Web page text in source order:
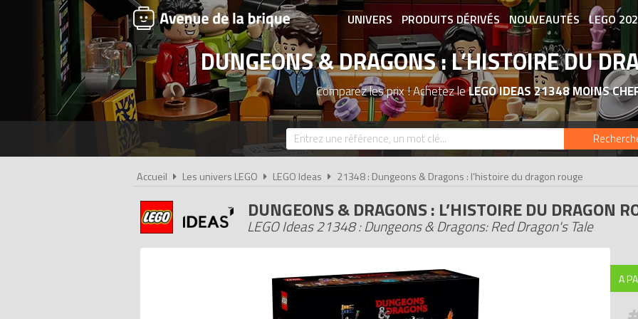
UNIVERS PRODUITS DÉRIVÉS NOUVEAUTÉS LEGO
ASSOCIATIONS DE FANS
DUNGEONS & DRAGONS : L’HISTOIRE DU
Comparez les prix ! Achetez leLEGO IDEAS 21348 MOINS
Accueil Les univers LEGO LEGO Ideas 21348 : Dungeons & Dragons : l’histoire du dragon rouge
DUNGEONS & DRAGONS : L’HISTOIRE DU DRAGON
LEGO Ideas 21348 : Dungeons & Dragons: Red Dragon's Tale
A